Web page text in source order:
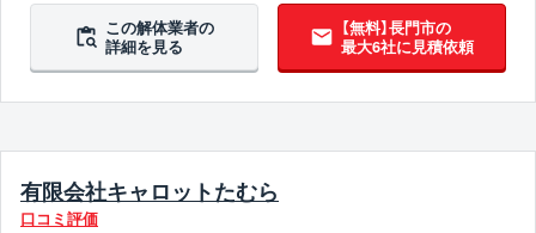
この解体業者の
詳細を見る
【無料】長門市の
最大6社に見積依頼
有限会社キャロットたむら
口コミ評価